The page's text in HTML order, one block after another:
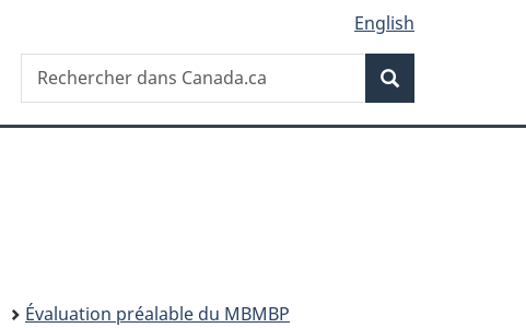
English
Recherche
Rechercher
dans
Évaluation préalable du MBMBP